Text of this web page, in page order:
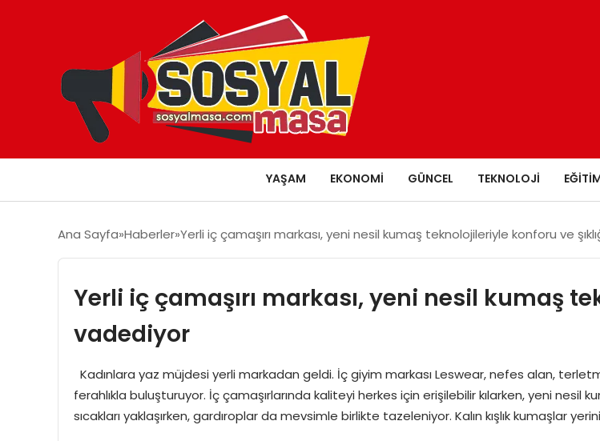
YAŞAM EKONOMI GÜNCEL TEKNOLOJI
Ana Sayfa Haberler Yerli iç çamaşırı markası, yeni nesil kumaş teknolojileriyle konforu ve
Yerli iç çamaşırı markası, yeni nesil kumaş
vadediyor
Kadınlara yaz müjdesi yerli markadan geldi. İç giyim markası Leswear, nefes alan,
ferahlıkla buluşturuyor. İç çamaşırlarında kaliteyi herkes için erişilebilir kılarken, yeni nesil
sıcakları yaklaşırken, gardıroplar da mevsimle birlikte tazeleniyor. Kalın kışlık kumaşlar